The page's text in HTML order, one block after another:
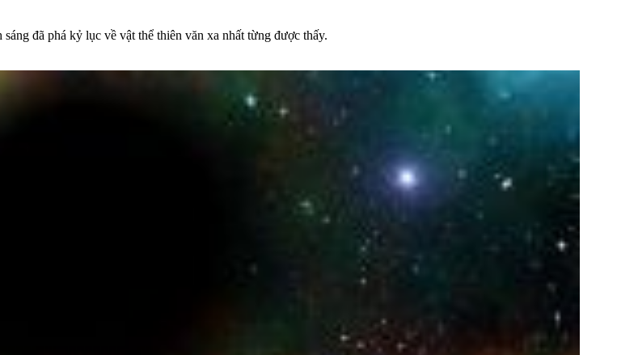
đã phá kỷ lục về vật thể thiên văn xa nhất từng được thấy.